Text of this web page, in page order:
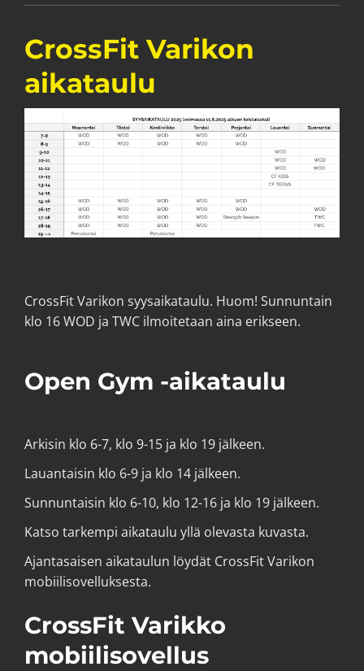
CrossFit Varikon
aikataulu
CrossFit Varikon syysaikataulu. Huom! Sunnuntain
klo 16 WOD ja TWC ilmoitetaan aina erikseen.
Open Gym -aikataulu
Arkisin klo 6-7, klo 9-15 ja klo 19 jälkeen.
Lauantaisin klo 6-9 ja klo 14 jälkeen.
Sunnuntaisin klo 6-10, klo 12-16 ja klo 19 jälkeen.
Katso tarkempi aikataulu yllä olevasta kuvasta.
Ajantasaisen aikataulun löydät CrossFit Varikon
mobiilisovelluksesta.
CrossFit Varikko
mobiilisovellus